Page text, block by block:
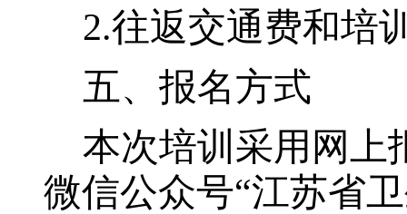
2.往返交通费和培
五、报名方式
本次培训采用网上
微信公众号“江苏省